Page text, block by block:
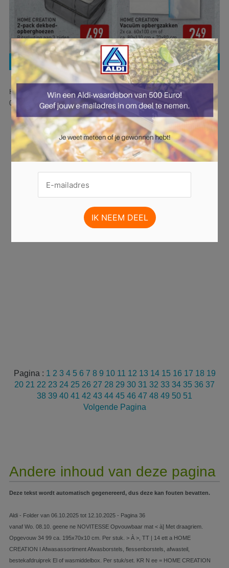
Hier is pagina 36 van 51 pagina's van de Aldi folder, geldig van
06.10.2025 tot 12.10.2025.
Pagina : 1 2 3 4 5 6 7 8 9 10 11 12 13 14 15 16 17 18 19
20 21 22 23 24 25 26 27 28 29 30 31 32 33 34 35 36 37
38 39 40 41 42 43 44 45 46 47 48 49 50 51
Volgende Pagina
Andere inhoud van deze pagina
Deze tekst wordt automatisch gegenereerd, dus deze kan fouten bevatten.
Aldi - Folder van 06.10.2025 tot 12.10.2025 - Pagina 36
vanaf Wo. 08.10. geene ne NOVITESSE Opvouwbaar mat < à] Met draagriem.
Opgevouw 34 99 ca. 195x70x10 cm. Per stuk. > À >, TT | 14 ett a HOME
CREATION I Afwasassortiment Afwasborstels, flessenborstels, afwasteil,
bestekafdruiprek El of wasmiddelbox. Per stuk/set. KR N ee = HOME CREATION
×